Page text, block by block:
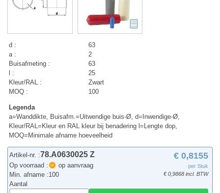
d :
63
a :
2
Buisafmeting :
63
l :
25
Kleur/RAL :
Zwart
MOQ :
100
Legenda
a=Wanddikte, Buisafm.=Uitwendige buis-Ø, d=Inwendige-Ø,
Kleur/RAL=Kleur en RAL kleur bij benadering l=Lengte dop,
MOQ=Minimale afname hoeveelheid
Artikel-nr. :78.A0630025 Z
Op voorraad :
op aanvraag
Min. afname :100
€ 0,8155
per Stuk
€ 0,9868 incl. BTW
Aantal